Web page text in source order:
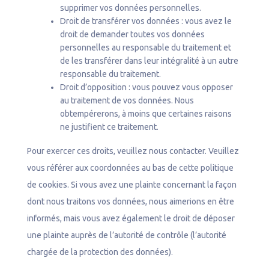
supprimer vos données personnelles.
Droit de transférer vos données : vous avez le
droit de demander toutes vos données
personnelles au responsable du traitement et
de les transférer dans leur intégralité à un autre
responsable du traitement.
Droit d’opposition : vous pouvez vous opposer
au traitement de vos données. Nous
obtempérerons, à moins que certaines raisons
ne justifient ce traitement.
Pour exercer ces droits, veuillez nous contacter. Veuillez
vous référer aux coordonnées au bas de cette politique
de cookies. Si vous avez une plainte concernant la façon
dont nous traitons vos données, nous aimerions en être
informés, mais vous avez également le droit de déposer
une plainte auprès de l’autorité de contrôle (l’autorité
chargée de la protection des données).